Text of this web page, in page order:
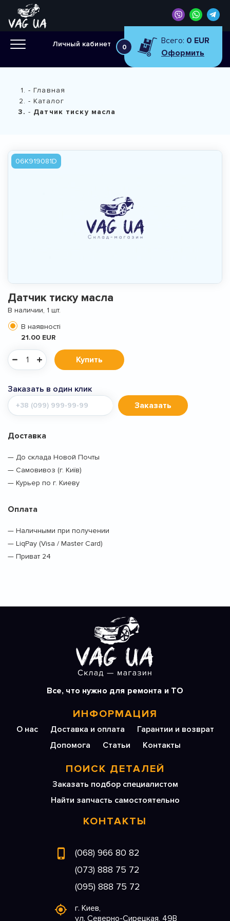
Личный кабинет 0
Всего: 0 EUR
Оформить
Главная
Каталог
Датчик тиску масла
06K919081D
Датчик тиску масла
В наличии, 1 шт.
В наявності
21.00 EUR
Купить
Заказать в один клик
Мобильный
телефон
Заказать
Доставка
— До склада Новой Почты
— Самовивоз (г. Київ)
— Курьер по г. Киеву
Оплата
— Наличными при получении
— LiqPay (Visa / Master Card)
— Приват 24
Все, что нужно для ремонта и ТО
ИНФОРМАЦИЯ
О нас Доставка и оплата
Гарантии и возврат
Допомога
Статьи Контакты
ПОИСК ДЕТАЛЕЙ
Заказать подбор специалистом
Найти запчасть самостоятельно
КОНТАКТЫ
(068) 966 80 82
(073) 888 75 72
(095) 888 75 72
г. Киев,
ул. Северно-Сирецкая, 49В